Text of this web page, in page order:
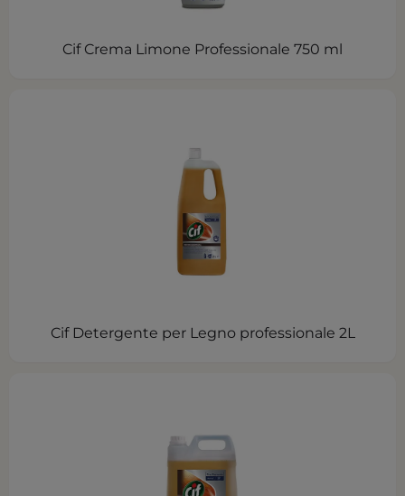
Cif Crema Limone Professionale 750 ml
Cif Detergente per Legno professionale 2L